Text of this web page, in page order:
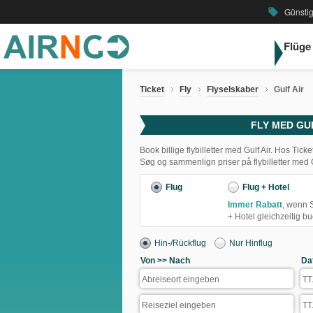
local_offer
Flüge
Ticket Fly Flyselskaber Gulf Air
FLY MED
Book billige flybilletter med Gulf Air. Hos
Søg og sammenlign priser på flybilletter med
Flug
Flug + Hotel
Immer Rabatt, wenn
+ Hotel gleichzeitig
Hin-/Rückflug
Nur Hinflug
Von >> Nach